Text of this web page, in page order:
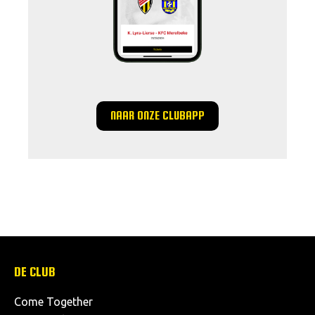
NAAR ONZE CLUBAPP
DE CLUB
Come Together